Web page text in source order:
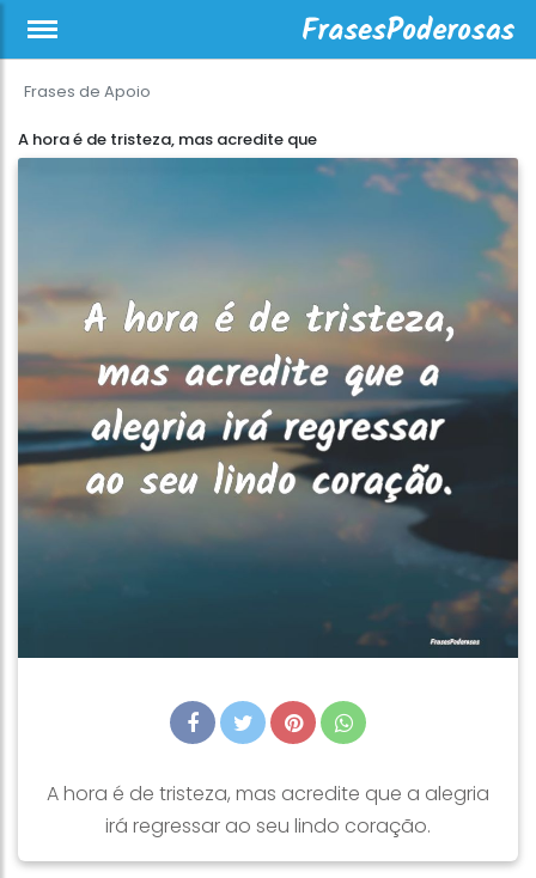
Frases de Apoio
A hora é de tristeza, mas acredite que
A hora é de tristeza, mas acredite que a alegria
irá regressar ao seu lindo coração.